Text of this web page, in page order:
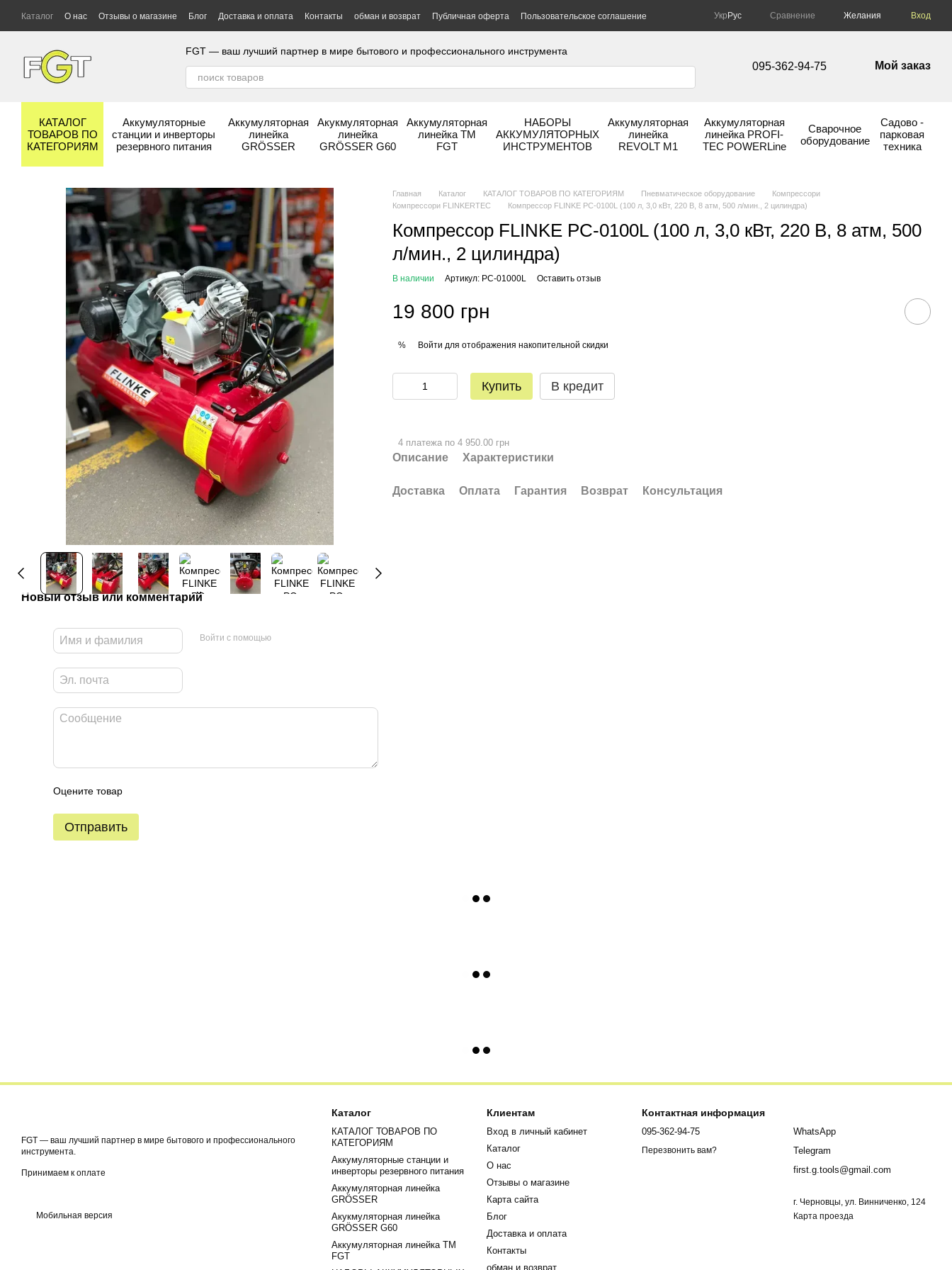
Перейти к основному контенту
Каталог О нас Отзывы о магазине Блог Доставка и оплата Контакты обман и возврат Публичная оферта
Пользовательское соглашение
Гарантия и сервис
Бренды
Укр Рус Сравнение Желания Вход
FGT — ваш лучший партнер в мире бытового и профессионального инструмента
095-362-94-75 Мой заказ
КАТАЛОГ
ТОВАРОВ ПО
КАТЕГОРИЯМ
Аккумуляторные
станции и инверторы
резервного питания
Аккумуляторная
линейка
GRÖSSER
Акукмуляторная
линейка
GRÖSSER G60
Аккумуляторная
линейка ТМ
FGT
НАБОРЫ
АККУМУЛЯТОРНЫХ
ИНСТРУМЕНТОВ
Аккумуляторная
линейка
REVOLT М1
Аккумуляторная
линейка PROFI-
TEC POWERLine
Сварочное
оборудование
Садово -
парковая
техника
Новый отзыв или комментарий
Войти с помощью
Оцените товар
Отправить
Главная Каталог КАТАЛОГ ТОВАРОВ ПО КАТЕГОРИЯМ Пневматическое оборудование
Компрессори
Компрессори FLINKERTEC
Компрессор FLINKE PC-0100L (100 л, 3,0 кВт, 220 В, 8 атм, 500 л/мин., 2 цилиндра)
Компрессор FLINKE PC-0100L (100 л, 3,0 кВт, 220 В, 8 атм, 500
л/мин., 2 цилиндра)
В наличии Артикул: PC-01000L Оставить отзыв
19 800 грн
% Войти для отображения накопительной скидки
Купить В кредит
4 платежа по 4 950.00 грн
Описание Характеристики
Доставка Оплата Гарантия Возврат Консультация
FGT — ваш лучший партнер в мире бытового и профессионального
инструмента.
Принимаем к оплате
Мобильная версия
Каталог
КАТАЛОГ ТОВАРОВ ПО
КАТЕГОРИЯМ
Аккумуляторные станции и
инверторы резервного питания
Аккумуляторная линейка
GRÖSSER
Акукмуляторная линейка
GRÖSSER G60
Аккумуляторная линейка ТМ
FGT
Клиентам
Вход в личный кабинет
Каталог
О нас
Отзывы о магазине
Карта сайта
Блог
Доставка и оплата
Контакты
обман и возврат
Контактная информация
095-362-94-75
Перезвонить вам?
WhatsApp
Telegram
first.g.tools@gmail.com
г. Черновцы, ул. Винниченко, 124
Карта проезда